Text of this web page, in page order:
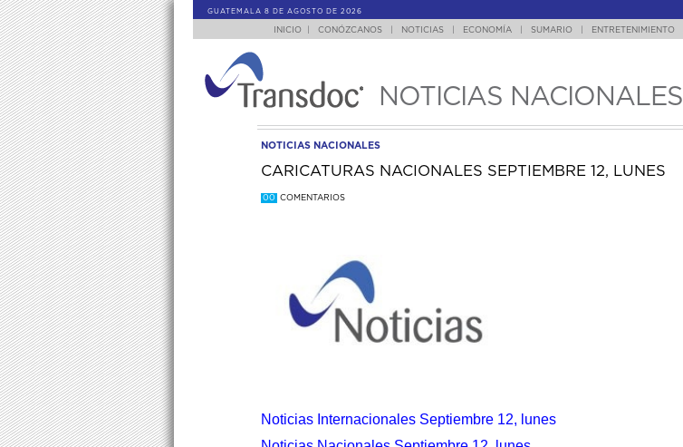
GUATEMALA 8 DE AGOSTO DE 2026
INICIO CONÓZCANOS NOTICIAS ECONOMÍA SUMARIO ENTRETENIMIENTO
NOTICIAS NACIONALES
NOTICIAS NACIONALES
CARICATURAS NACIONALES SEPTIEMBRE 12, LUNES
00 COMENTARIOS
Noticias Internacionales Septiembre 12, lunes